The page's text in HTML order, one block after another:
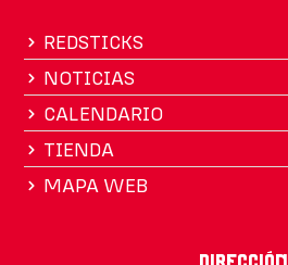
REDSTICKS
NOTICIAS
CALENDARIO
TIENDA
MAPA WEB